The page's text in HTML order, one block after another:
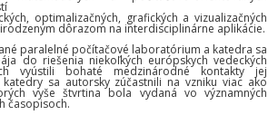
optimalizačných, grafických a vizualizačných
dôrazom na interdisciplinárne aplikácie.
paralelné počítačové laboratórium a katedra sa
do riešenia niekoľkých európskych vedeckých
vyústili bohaté medzinárodné kontakty jej
sa autorsky zúčastnili na vzniku viac ako
vyše štvrtina bola vydaná vo významných
časopisoch.